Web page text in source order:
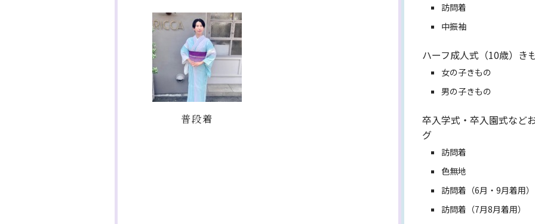
普段着
訪問着
中振袖
ハーフ成人式（10歳）き
女の子きもの
男の子きもの
卒入学式・卒入園式など
グ
訪問着
色無地
訪問着（6月・9月着用）
訪問着（7月8月着用）